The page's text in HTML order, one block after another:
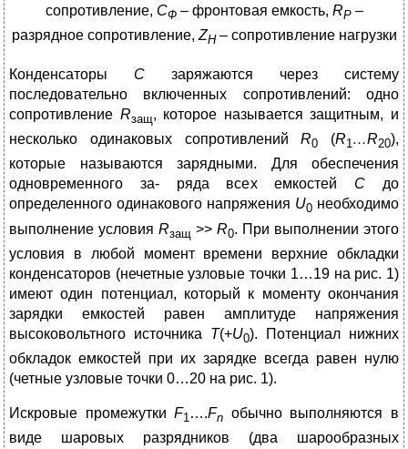
сопротивление, СФ– фронтовая емкость, RР–
разрядное сопротивление, ZН– сопротивление нагрузки
Конденсаторы С заряжаются через систему
последовательно включенных сопротивлений: одно
сопротивление Rзащ, которое называется защитным, и
несколько одинаковых сопротивленийR0 (R1…R20),
которые называются зарядными. Для обеспечения
одновременного за- ряда всех емкостей Сдо
определенного одинакового напряжения U0 необходимо
выполнение условия Rзащ >> R0. При выполнении этого
условия в любой момент времени верхние обкладки
конденсаторов (нечетные узловые точки 1…19 на рис. 1)
имеют один потенциал, который к моменту окончания
зарядки емкостей равен амплитуде напряжения
высоковольтного источника Т(+U0). Потенциал нижних
обкладок емкостей при их зарядке всегда равен нулю
(четные узловые точки 0…20 на рис. 1).
Искровые промежуткиF1….Fn обычно выполняются в
виде шаровых разрядников (два шарообразных